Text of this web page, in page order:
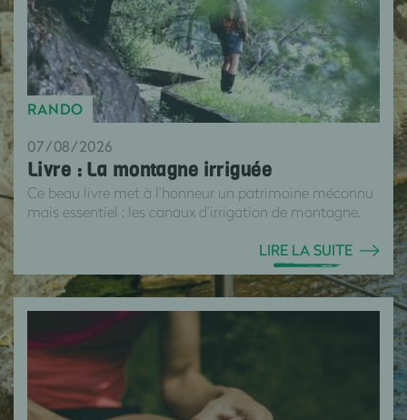
RANDO
07/08/2026
Livre : La montagne irriguée
Ce beau livre met à l’honneur un patrimoine méconnu
mais essentiel : les canaux d’irrigation de montagne.
LIRE LA SUITE